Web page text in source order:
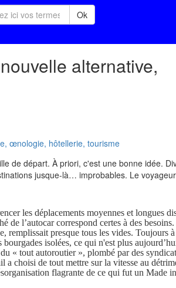
Ok
alternative,
œnologie, hôtellerie, tourisme
de départ. À priori, c'est une bonne idée.
jusque-là… improbables. Le
les déplacements moyennes et longues
de l’autocar correspond certes à des
remplissait presque tous les vides. Toujours
isolées, ce qui n'est plus
« tout autoroutier », plombé par des
a choisi de tout mettre sur la vitesse au
flagrante de ce qui fut un Made